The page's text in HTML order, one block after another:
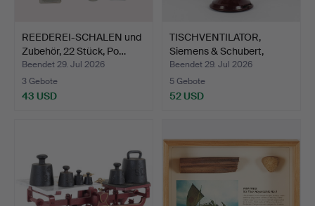
REEDEREI-SCHALEN und
Zubehör, 22 Stück, Po…
Beendet 29. Jul 2026
3 Gebote
43 USD
TISCHVENTILATOR,
Siemens & Schubert,
1920e…
Beendet 29. Jul 2026
5 Gebote
52 USD